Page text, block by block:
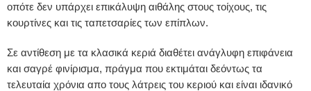
οπότε δεν υπάρχει επικάλυψη αιθάλης στους τοίχους, τις
κουρτίνες και τις ταπετσαρίες των επίπλων.
Σε αντίθεση με τα κλασικά κεριά διαθέτει ανάγλυφη επιφάνεια
και σαγρέ φινίρισμα, πράγμα που εκτιμάται δεόντως τα
τελευταία χρόνια απο τους λάτρεις του κεριού και είναι ιδανικό